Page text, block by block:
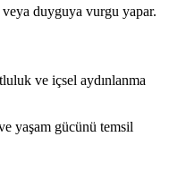
duyguya vurgu yapar.
ve içsel aydınlanma
yaşam gücünü temsil